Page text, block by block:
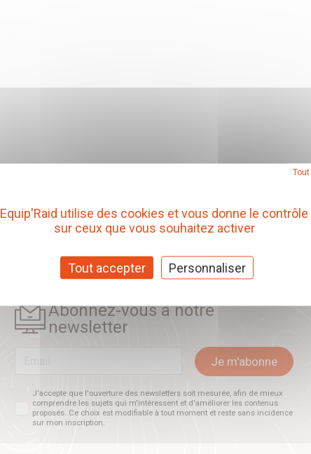
Abonnez-vous à notre
newsletter
Je m'abonne
J'accepte que l'ouverture des newsletters soit mesurée, afin de mieux
comprendre les sujets qui m'intéressent et d'améliorer les contenus
proposés. Ce choix est modifiable à tout moment et reste sans incidence
sur mon inscription.
Equip'Raid utilise des cookies et vous donne le contrôle
sur ceux que vous souhaitez activer
Tout accepter Personnaliser